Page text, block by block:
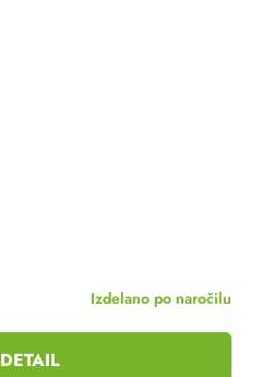
Izdelano po naročilu
DETAIL